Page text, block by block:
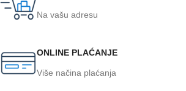
Na vašu adresu
ONLINE PLAĆANJE
Više načina plaćanja